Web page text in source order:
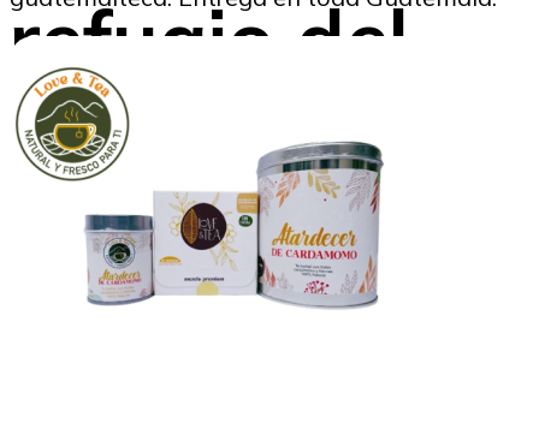
refugio del
manatí en
Guatemala